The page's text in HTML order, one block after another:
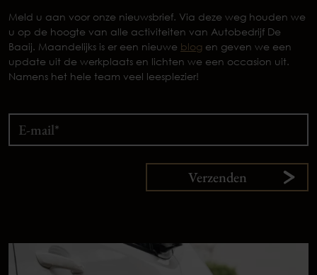
Meld u aan voor onze nieuwsbrief. Via deze weg houden we
u op de hoogte van alle activiteiten van Autobedrijf De
Baaij. Maandelijks is er een nieuwe blog en geven we een
update uit de werkplaats en lichten we een occasion uit.
Namens het hele team veel leesplezier!
Verzenden
9,1